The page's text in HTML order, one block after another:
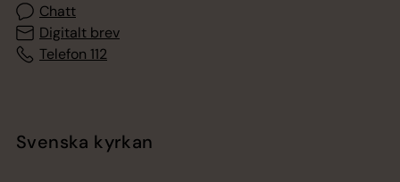
Chatt
Digitalt brev
Telefon 112
Svenska kyrkan